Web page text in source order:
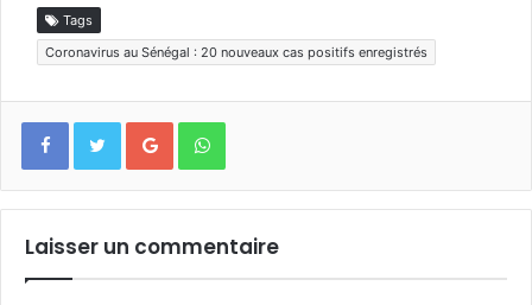
Tags
Coronavirus au Sénégal : 20 nouveaux cas positifs enregistrés
Google+WhatsApp
Laisser un commentaire